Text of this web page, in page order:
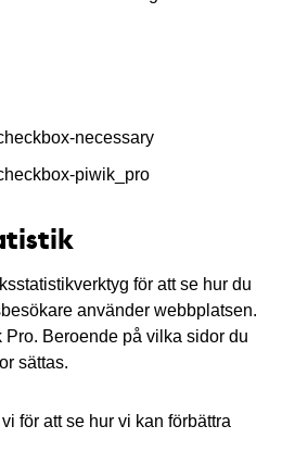
necessary
piwik_pro
för att se hur du
använder webbplatsen.
Pro. Beroende på vilka sidor du
sättas.
för att se hur vi kan förbättra